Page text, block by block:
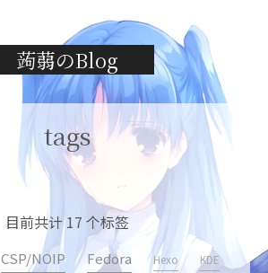
蒟蒻のBlog
tags
目前共计 17 个标签
CSP/NOIP Fedora Hexo KDE